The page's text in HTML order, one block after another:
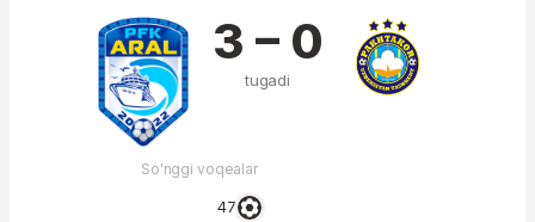
So'nggi voqealar
47′
3 – 0
tugadi